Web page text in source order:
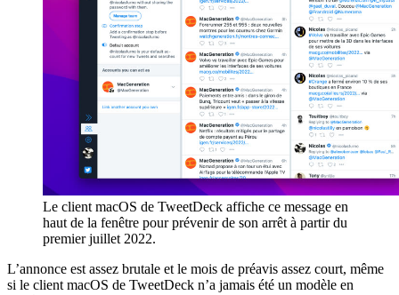
Le client macOS de TweetDeck affiche ce message en
haut de la fenêtre pour prévenir de son arrêt à partir du
premier juillet 2022.
L’annonce est assez brutale et le mois de préavis assez court, même
si le client macOS de TweetDeck n’a jamais été un modèle en